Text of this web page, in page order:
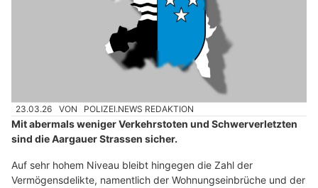
23.03.26 VON POLIZEI.NEWS REDAKTION
Mit abermals weniger Verkehrstoten und Schwerverletzten
sind die Aargauer Strassen sicher.
Auf sehr hohem Niveau bleibt hingegen die Zahl der
Vermögensdelikte, namentlich der Wohnungseinbrüche und der